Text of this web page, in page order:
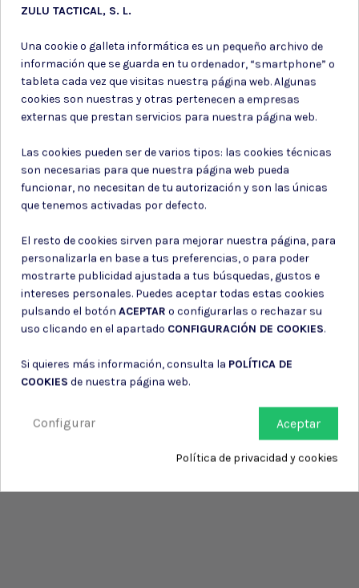
Suscríbete a nuestro boletín
Puede darse de baja en cualquier momento. Para ello, consulte nuestra
información de contacto en el aviso legal.
Consiento el uso de mis datos para los fines indicados en la
Política de privacidad
Consiento el uso de mis datos personales para recibir publicidad
ZULU TACTICAL, S. L.
Una cookie o galleta informática es un pequeño archivo de
información que se guarda en tu ordenador, “smartphone” o
tableta cada vez que visitas nuestra página web. Algunas
cookies son nuestras y otras pertenecen a empresas
externas que prestan servicios para nuestra página web.
Las cookies pueden ser de varios tipos: las cookies técnicas
son necesarias para que nuestra página web pueda
funcionar, no necesitan de tu autorización y son las únicas
que tenemos activadas por defecto.
El resto de cookies sirven para mejorar nuestra página, para
personalizarla en base a tus preferencias, o para poder
mostrarte publicidad ajustada a tus búsquedas, gustos e
intereses personales. Puedes aceptar todas estas cookies
pulsando el botón ACEPTAR o configurarlas o rechazar su
uso clicando en el apartado CONFIGURACIÓN DE COOKIES.
Si quieres más información, consulta la POLÍTICA DE
COOKIES de nuestra página web.
Aceptar
Configurar
Política de privacidad y cookies